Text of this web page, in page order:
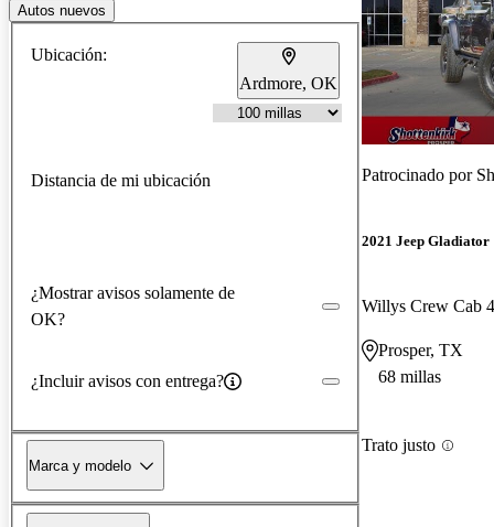
Autos nuevos
Ubicación:
Ardmore, OK
Distancia de mi ubicación
¿Mostrar avisos solamente de
OK?
¿Incluir avisos con entrega?
Marca y modelo
Patrocinado por
2021 Jeep Gladiator
Willys Crew Cab
Prosper, TX
68 millas
Trato justo